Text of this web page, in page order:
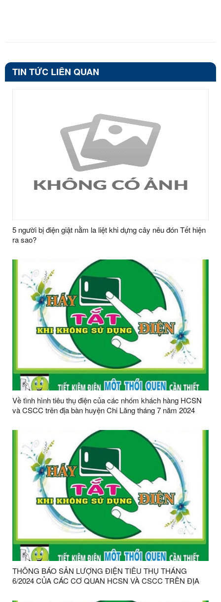
TIN TỨC LIÊN QUAN
5 người bị điện giật nằm la liệt khi dựng cây nêu đón Tết hiện
ra sao?
Về tình hình tiêu thụ điện của các nhóm khách hàng HCSN
và CSCC trên địa bàn huyện Chi Lăng tháng 7 năm 2024
THÔNG BÁO SẢN LƯỢNG ĐIỆN TIÊU THỤ THÁNG
6/2024 CỦA CÁC CƠ QUAN HCSN VÀ CSCC TRÊN ĐỊA